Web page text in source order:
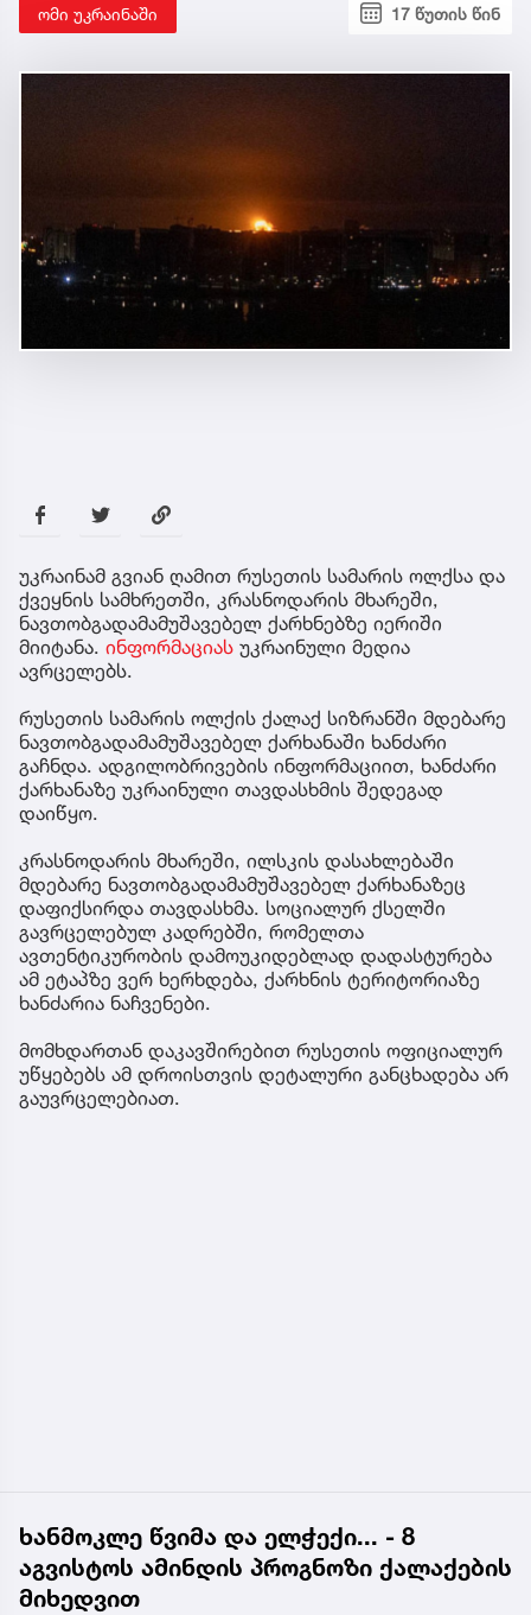
ომი უკრაინაში 17 წუთის წინ
უკრაინამ გვიან ღამით რუსეთის სამარის ოლქსა და
ქვეყნის სამხრეთში, კრასნოდარის მხარეში,
ნავთობგადამამუშავებელ ქარხნებზე იერიში
მიიტანა. ინფორმაციას უკრაინული მედია
ავრცელებს.
რუსეთის სამარის ოლქის ქალაქ სიზრანში მდებარე
ნავთობგადამამუშავებელ ქარხანაში ხანძარი
გაჩნდა. ადგილობრივების ინფორმაციით, ხანძარი
ქარხანაზე უკრაინული თავდასხმის შედეგად
დაიწყო.
კრასნოდარის მხარეში, ილსკის დასახლებაში
მდებარე ნავთობგადამამუშავებელ ქარხანაზეც
დაფიქსირდა თავდასხმა. სოციალურ ქსელში
გავრცელებულ კადრებში, რომელთა
ავთენტიკურობის დამოუკიდებლად დადასტურება
ამ ეტაპზე ვერ ხერხდება, ქარხნის ტერიტორიაზე
ხანძარია ნაჩვენები.
მომხდართან დაკავშირებით რუსეთის ოფიციალურ
უწყებებს ამ დროისთვის დეტალური განცხადება არ
გაუვრცელებიათ.
ხანმოკლე წვიმა და ელჭექი... - 8
აგვისტოს ამინდის პროგნოზი ქალაქების
მიხედვით